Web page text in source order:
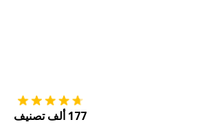
177 ألف تصنيف